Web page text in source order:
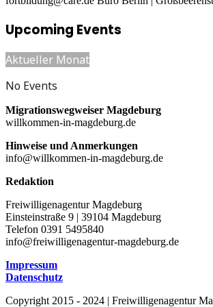
Upcoming Events
Aktueller Monat
No Events
Migrationswegweiser Magdeburg
willkommen-in-magdeburg.de
Hinweise und Anmerkungen
info@willkommen-in-magdeburg.de
Redaktion
Freiwilligenagentur Magdeburg
Einsteinstraße 9 | 39104 Magdeburg
Telefon 0391 5495840
info@freiwilligenagentur-magdeburg.de
Impressum
Datenschutz
Copyright 2015 - 2024 | Freiwilligenagentur